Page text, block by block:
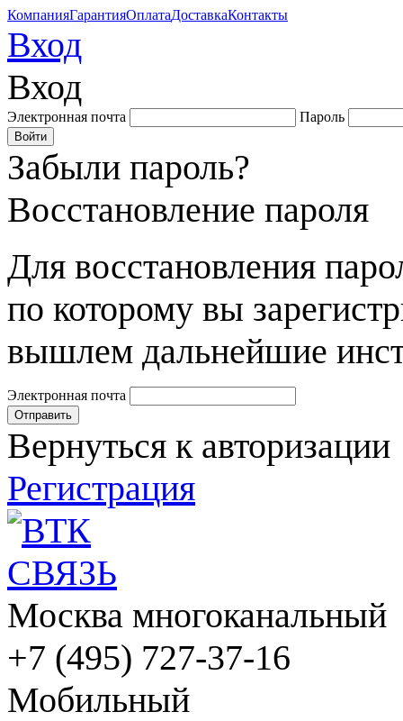
КомпанияГарантияОплатаДоставкаКонтакты
Вход
Вход
Электронная почта Пароль
Забыли пароль?
Восстановление пароля
Для восстановления
по которому вы
вышлем дальнейшие
Электронная почта
Вернуться к авторизации
Регистрация
Москва многоканальный
+7 (495) 727-37-16
Мобильный